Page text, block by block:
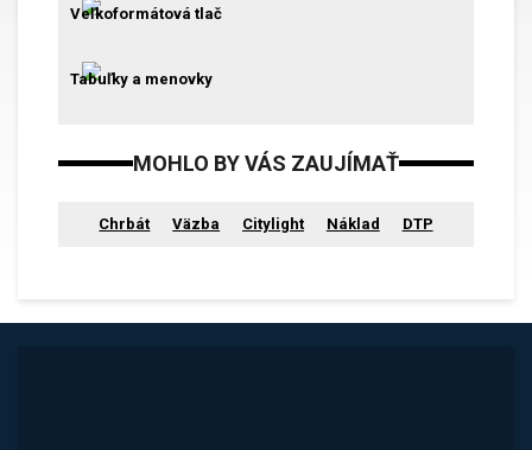
Veľkoformátová tlač
Tabuľky a menovky
MOHLO BY VÁS ZAUJÍMAŤ
Chrbát Väzba Citylight Náklad DTP